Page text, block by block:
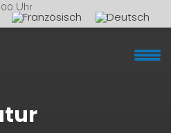
Uhr